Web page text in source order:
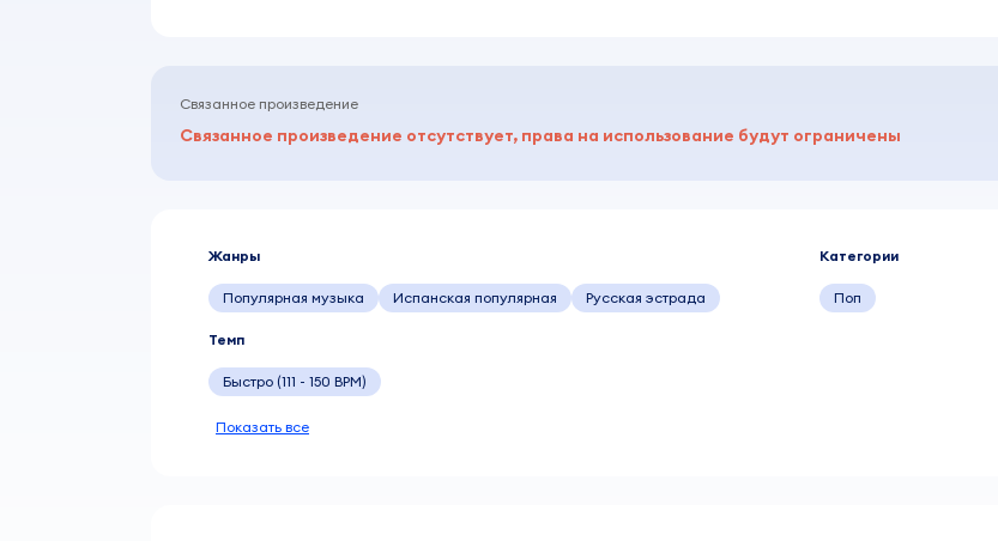
Связанное произведение
Связанное произведение отсутствует, права на использование будут ограничены
Жанры
Популярная музыка Испанская популярная Русская эстрада
Категории
Поп
Темп
Быстро (111 - 150 BPM)
Показать все